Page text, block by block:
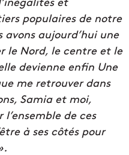
populaires de notre
avons aujourd’hui une
le Nord, le centre et le
devienne enfin Une
me retrouver dans
Samia et moi,
de ces
à ses côtés pour